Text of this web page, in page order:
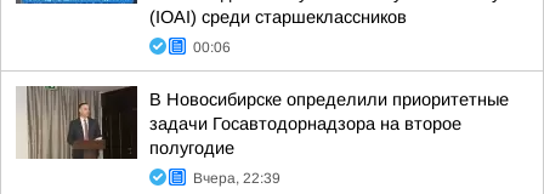
(IOAI) среди старшеклассников
00:06
В Новосибирске определили приоритетные
задачи Госавтодорнадзора на второе
полугодие
Вчера, 22:39